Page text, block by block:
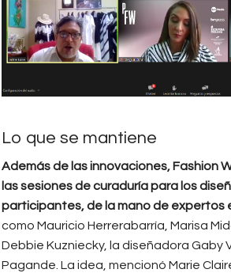
Lo que se mantiene
Además de las innovaciones, Fashion
las sesiones de curaduría para los
participantes, de la mano de expertos
como Mauricio Herrerabarría, Marisa
Debbie Kuzniecky, la diseñadora Gaby
Pagande. La idea, mencionó Marie